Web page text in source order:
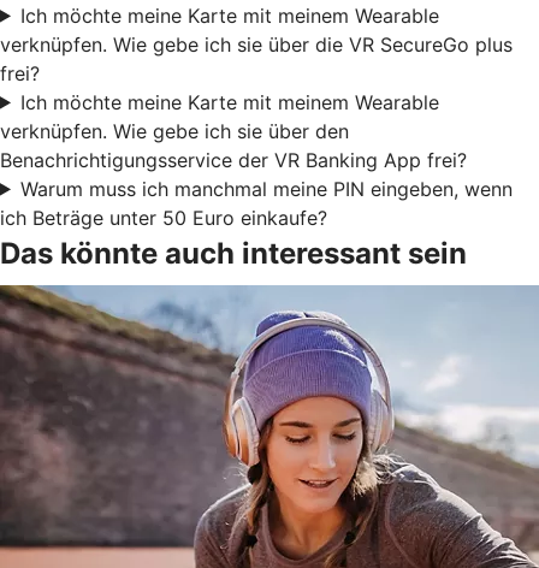
Ich möchte meine Karte mit meinem Wearable
verknüpfen. Wie gebe ich sie über die VR SecureGo plus
frei?
Ich möchte meine Karte mit meinem Wearable
verknüpfen. Wie gebe ich sie über den
Benachrichtigungsservice der VR Banking App frei?
Warum muss ich manchmal meine PIN eingeben, wenn
ich Beträge unter 50 Euro einkaufe?
Das könnte auch interessant sein